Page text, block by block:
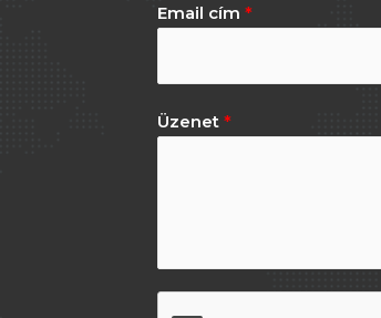
Email cím *
Üzenet *